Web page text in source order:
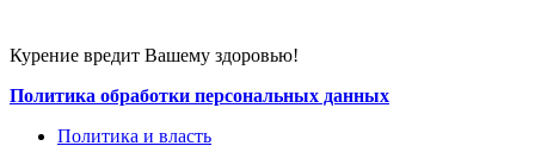
Курение вредит Вашему здоровью!
Политика обработки персональных данных
Политика и власть